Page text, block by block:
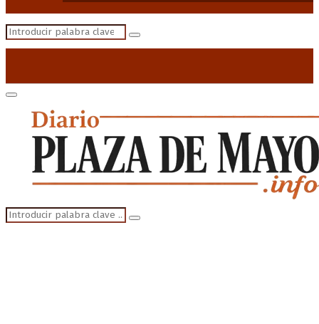
Search
Search
Primary
Menu
Search
for:
Search